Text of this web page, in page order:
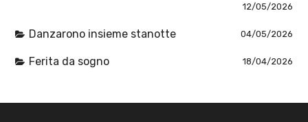
12/05/2026
Danzarono insieme stanotte 04/05/2026
Ferita da sogno 18/04/2026